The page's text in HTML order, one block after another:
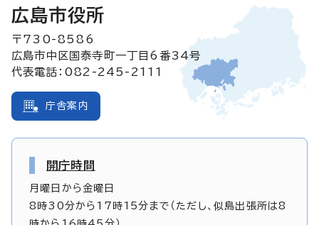
広島市役所
〒730-8586
広島市中区国泰寺町一丁目6番34号
代表電話：082-245-2111
庁舎案内
開庁時間
月曜日から金曜日
8時30分から17時15分まで（ただし、似島出張所は8